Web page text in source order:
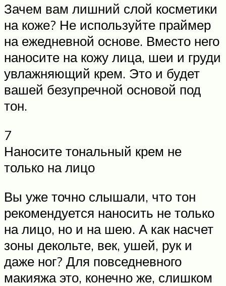
Зачем вам лишний слой косметики
на коже? Не используйте праймер
на ежедневной основе. Вместо него
наносите на кожу лица, шеи и груди
увлажняющий крем. Это и будет
вашей безупречной основой под
тон.
7
Наносите тональный крем не
только на лицо
Вы уже точно слышали, что тон
рекомендуется наносить не только
на лицо, но и на шею. А как насчет
зоны декольте, век, ушей, рук и
даже ног? Для повседневного
макияжа это, конечно же, слишком